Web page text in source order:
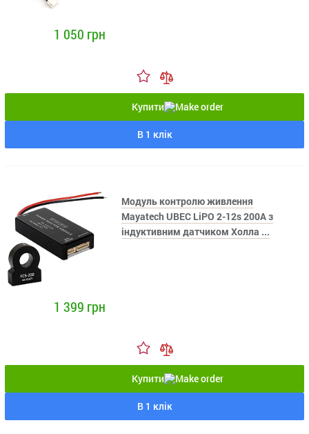
1 050 грн
Купити
В 1 клік
Модуль контролю живлення
Mayatech UBEC LiPO 2-12s 200A з
індуктивним датчиком Холла ...
1 399 грн
Купити
В 1 клік